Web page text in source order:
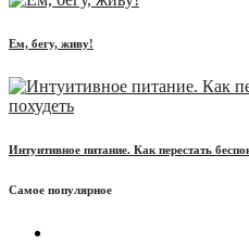
Ем, бегу, живу!
Интуитивное питание. Как перестать
Самое популярное